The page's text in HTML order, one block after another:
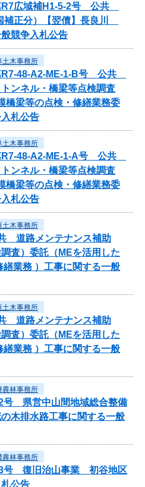
R7広域補H1-5-2号 公共
補正分）【翌債】長良川
競争入札公告
土木事務所
R7-48-A2-ME-1-B号 公共
ンネル・橋梁等点検調査
橋梁等の点検・修繕業務委
札公告
土木事務所
R7-48-A2-ME-1-A号 公共
ンネル・橋梁等点検調査
橋梁等の点検・修繕業務委
札公告
土木事務所
道路メンテナンス補助
査）委託（MEを活用した
業務 ）工事に関する一般
土木事務所
道路メンテナンス補助
査）委託（MEを活用した
業務 ）工事に関する一般
農林事務所
号 県営中山間地域総合整備
排水路工事に関する一般
農林事務所
号 復旧治山事業 初谷地区
公告